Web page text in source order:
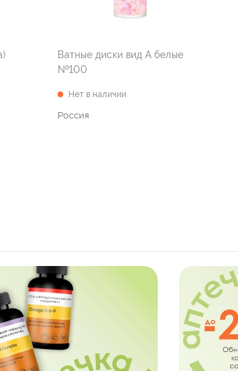
Ватные диски вид А белые
№100
Нет в наличии
Россия